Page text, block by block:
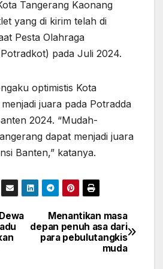
Tangerang Kaonang
yang di kirim telah di
Pesta Olahraga
pada Juli 2024.
optimistis Kota
juara pada Potradda
2024. “Mudah-
dapat menjadi juara
Banten,” katanya.
Menantikan masa
depan penuh asa dari
para pebulutangkis
muda